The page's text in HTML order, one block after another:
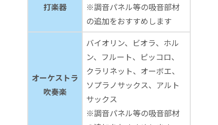
打楽器
※調音パネル等の吸音部材
の追加をおすすめします
オーケストラ
吹奏楽
バイオリン、ビオラ、ホル
ン、フルート、ピッコロ、
クラリネット、オーボエ、
ソプラノサックス、アルト
サックス
※調音パネル等の吸音部材